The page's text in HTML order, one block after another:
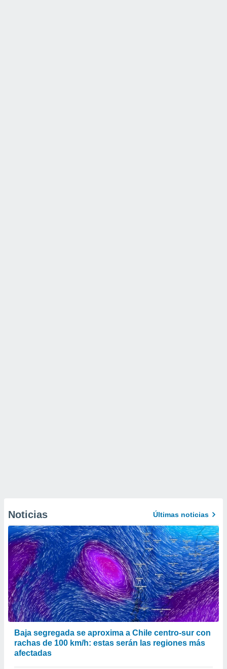
Noticias Últimas noticias
Baja segregada se aproxima a Chile centro-sur con
rachas de 100 km/h: estas serán las regiones más
afectadas